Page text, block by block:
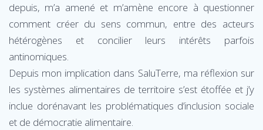
depuis, m’a amené et m’amène encore à questionner
comment créer du sens commun, entre des acteurs
hétérogènes et concilier leurs intérêts parfois
antinomiques.
Depuis mon implication dans SaluTerre, ma réflexion sur
les systèmes alimentaires de territoire s’est étoffée et j’y
inclue dorénavant les problématiques d’inclusion sociale
et de démocratie alimentaire.